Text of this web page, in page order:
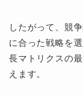
したがって、競
に合った戦略を
長マトリクスの
えます。